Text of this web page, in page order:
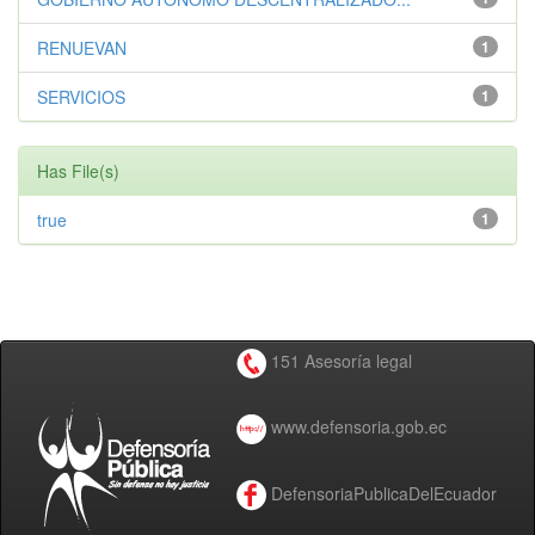
1
RENUEVAN
1
SERVICIOS
Has File(s)
1
true
151 Asesoría legal
www.defensoria.gob.ec
DefensoriaPublicaDelEcuador